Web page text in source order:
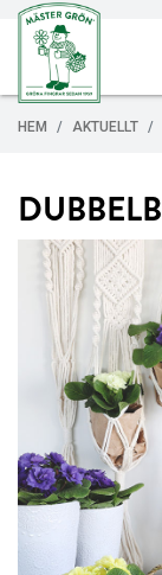
HEM AKTUELLT